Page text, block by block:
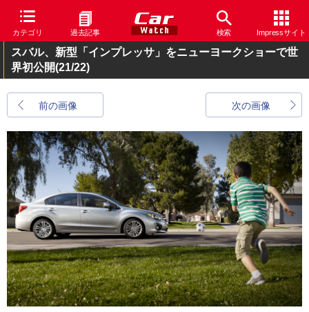
カテゴリ 過去記事 検索 Impressサイト
スバル、新型「インプレッサ」をニューヨークショーで世
界初公開(21/22)
前の画像 次の画像